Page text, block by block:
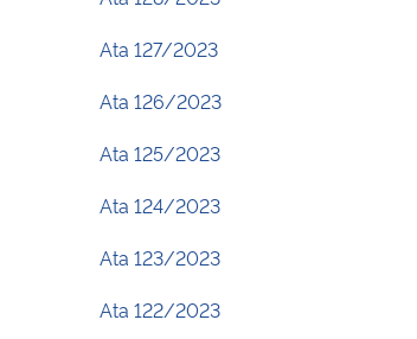
Ata 127/2023
Ata 126/2023
Ata 125/2023
Ata 124/2023
Ata 123/2023
Ata 122/2023